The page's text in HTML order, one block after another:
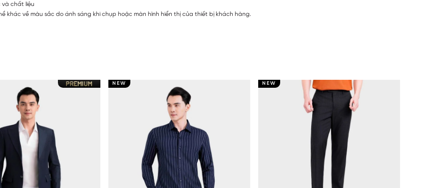
và chất liệu
khác về màu sắc do ánh sáng khi chụp hoặc màn hình hiển thị của thiết bị khách hàng.
NEW NEW